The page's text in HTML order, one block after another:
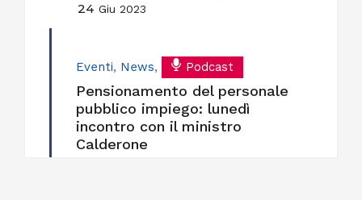
24 Giu 2023
Eventi, News, Podcast
Pensionamento del personale
pubblico impiego: lunedì
incontro con il ministro
Calderone